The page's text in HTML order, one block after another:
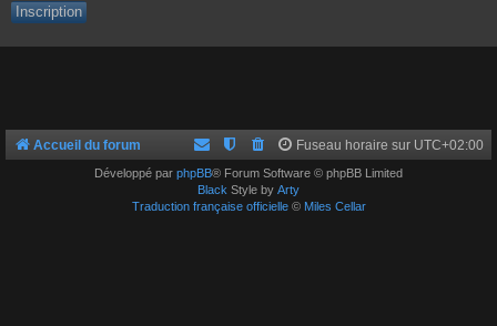
Inscription
Accueil du forum Fuseau horaire sur UTC+02:00
Développé par phpBB® Forum Software © phpBB Limited
Black Style by Arty
Traduction française officielle© Miles Cellar